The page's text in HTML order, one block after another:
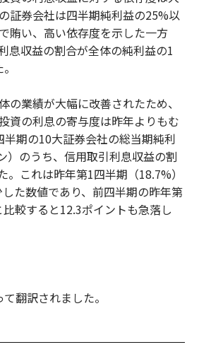
証券会社は四半期純利益の25%以
賄い、高い依存度を示した一方
息収益の割合が全体の純利益の1
の業績が大幅に改善されたため、
資の利息の寄与度は昨年よりもむ
半期の10大証券会社の総当期純利
）のうち、信用取引利息収益の割
。これは昨年第1四半期（18.7%）
た数値であり、前四半期の昨年第
較すると12.3ポイントも急落し
翻訳されました。